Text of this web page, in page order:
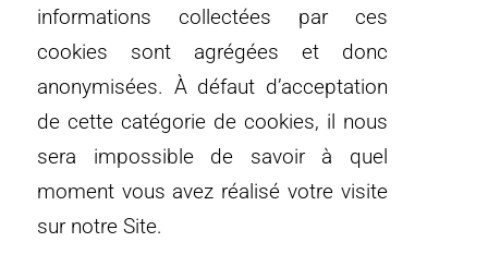
informations collectées par ces
cookies sont agrégées et donc
anonymisées. À défaut d’acceptation
de cette catégorie de cookies, il nous
sera impossible de savoir à quel
moment vous avez réalisé votre visite
sur notre Site.